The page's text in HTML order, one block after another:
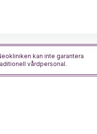
kan inte garantera
vårdpersonal.